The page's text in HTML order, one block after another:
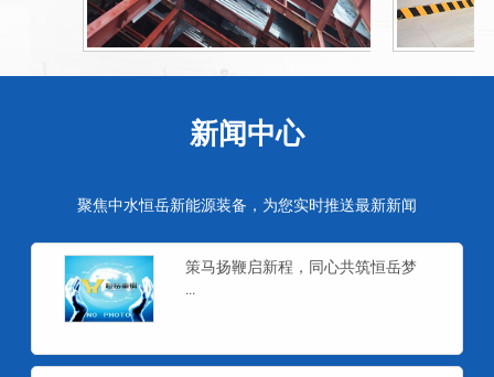
新闻中心
聚焦中水恒岳新能源装备，为您实时推送最新新闻
策马扬鞭启新程，同心共筑恒岳梦
——恒岳重钢20
...